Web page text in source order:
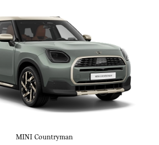
MINI Countryman